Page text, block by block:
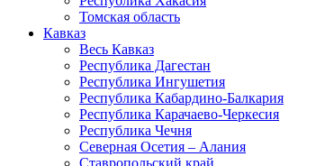
Томская область
Кавказ
Весь Кавказ
Республика Дагестан
Республика Ингушетия
Республика Кабардино-Балкария
Республика Карачаево-Черкесия
Республика Чечня
Северная Осетия – Алания
Ставропольский край